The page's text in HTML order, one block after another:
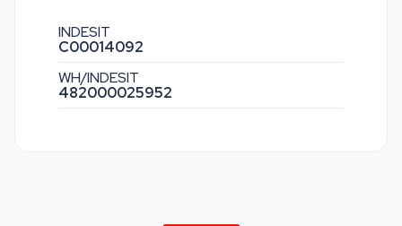
INDESIT
C00014092
WH/INDESIT
482000025952